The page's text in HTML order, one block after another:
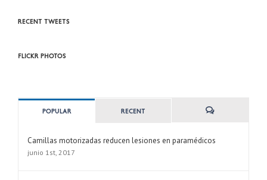
Recent Tweets
Flickr Photos
Popular Recent
Camillas motorizadas reducen lesiones en paramédicos
junio 1st, 2017